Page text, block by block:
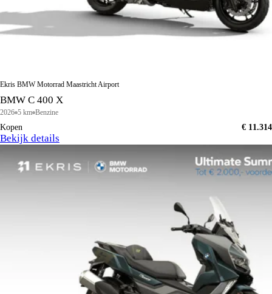
Ekris BMW Motorrad Maastricht Airport
BMW C 400 X
2026 5 km Benzine
Kopen € 11.314
Bekijk details